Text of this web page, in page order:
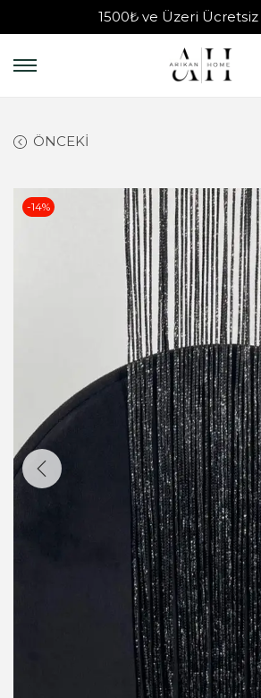
1500₺ ve Üzeri
ÖNCEKI
-14%